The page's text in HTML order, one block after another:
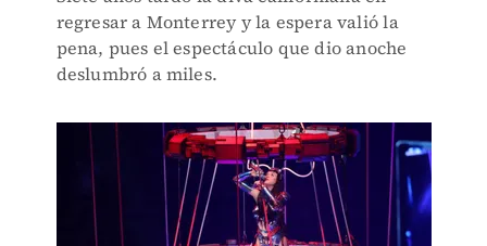
regresar a Monterrey y la espera valió la
pena, pues el espectáculo que dio anoche
deslumbró a miles.